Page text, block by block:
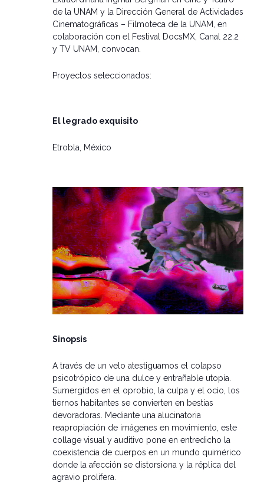
de la UNAM y la Dirección General de Actividades
Cinematográficas – Filmoteca de la UNAM, en
colaboración con el Festival DocsMX, Canal 22.2
y TV UNAM, convocan.
Proyectos seleccionados:
El legrado exquisito
Etrobla, México
Sinopsis
A través de un velo atestiguamos el colapso
psicotrópico de una dulce y entrañable utopía.
Sumergidos en el oprobio, la culpa y el ocio, los
tiernos habitantes se convierten en bestias
devoradoras. Mediante una alucinatoria
reapropiación de imágenes en movimiento, este
collage visual y auditivo pone en entredicho la
coexistencia de cuerpos en un mundo quimérico
donde la afección se distorsiona y la réplica del
agravio prolifera.